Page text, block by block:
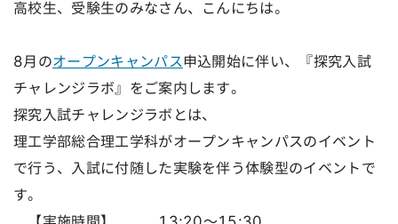
高校生、受験生のみなさん、こんにちは。
8月のオープンキャンパス 申込開始に伴い、『探究入試
チャレンジラボ』をご案内します。
探究入試チャレンジラボとは、
理工学部総合理工学科がオープンキャンパスのイベント
で行う、入試に付随した実験を伴う体験型のイベントで
す。